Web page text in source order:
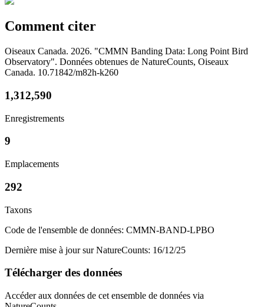
Comment citer
Oiseaux Canada. 2026. "CMMN Banding Data: Long Point Bird
Observatory". Données obtenues de NatureCounts, Oiseaux
Canada. 10.71842/m82h-k260
1,312,590
Enregistrements
9
Emplacements
292
Taxons
Code de l'ensemble de données: CMMN-BAND-LPBO
Dernière mise à jour sur NatureCounts: 16/12/25
Télécharger des données
Accéder aux données de cet ensemble de données via